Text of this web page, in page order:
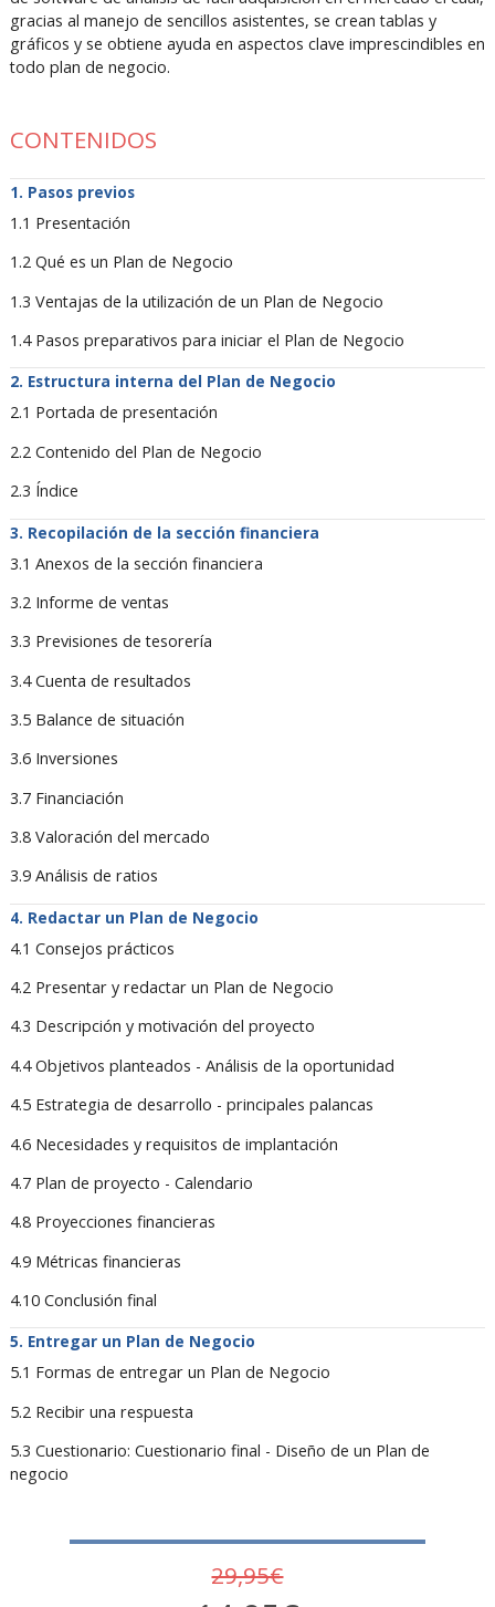
gracias al manejo de sencillos asistentes, se crean tablas y
gráficos y se obtiene ayuda en aspectos clave imprescindibles en
todo plan de negocio.
CONTENIDOS
Pasos previos
1.1 Presentación
1.2 Qué es un Plan de Negocio
1.3 Ventajas de la utilización de un Plan de Negocio
1.4 Pasos preparativos para iniciar el Plan de Negocio
Estructura interna del Plan de Negocio
2.1 Portada de presentación
2.2 Contenido del Plan de Negocio
2.3 Índice
Recopilación de la sección financiera
3.1 Anexos de la sección financiera
3.2 Informe de ventas
3.3 Previsiones de tesorería
3.4 Cuenta de resultados
3.5 Balance de situación
3.6 Inversiones
3.7 Financiación
3.8 Valoración del mercado
3.9 Análisis de ratios
Redactar un Plan de Negocio
4.1 Consejos prácticos
4.2 Presentar y redactar un Plan de Negocio
4.3 Descripción y motivación del proyecto
4.4 Objetivos planteados - Análisis de la oportunidad
4.5 Estrategia de desarrollo - principales palancas
4.6 Necesidades y requisitos de implantación
4.7 Plan de proyecto - Calendario
4.8 Proyecciones financieras
4.9 Métricas financieras
4.10 Conclusión final
Entregar un Plan de Negocio
5.1 Formas de entregar un Plan de Negocio
5.2 Recibir una respuesta
5.3 Cuestionario: Cuestionario final - Diseño de un Plan de
negocio
29,95€